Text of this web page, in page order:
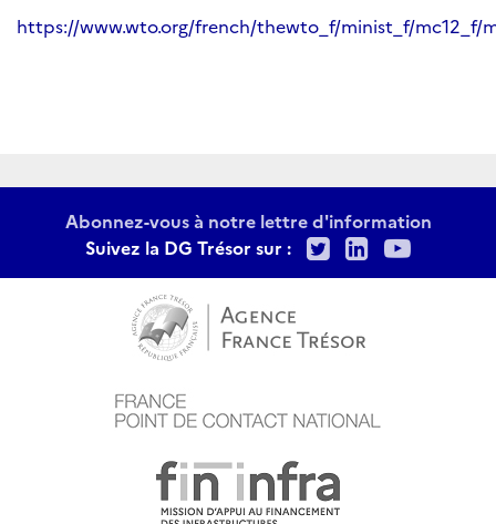
https://www.wto.org/french/thewto_f/minist_f/mc12_f/
Abonnez-vous à notre lettre d'information
Suivez la DG Trésor sur :
TwitterLinkedIn